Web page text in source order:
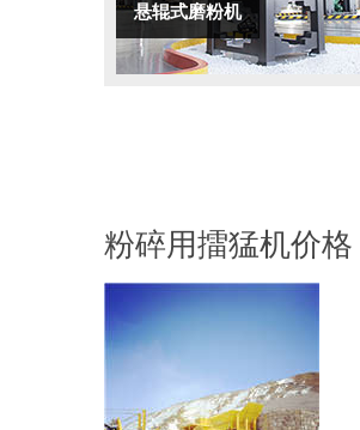
悬辊式磨粉机
粉碎用擂猛机价格